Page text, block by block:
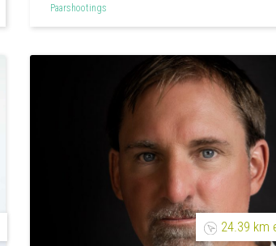
Paarshootings
24.39 km